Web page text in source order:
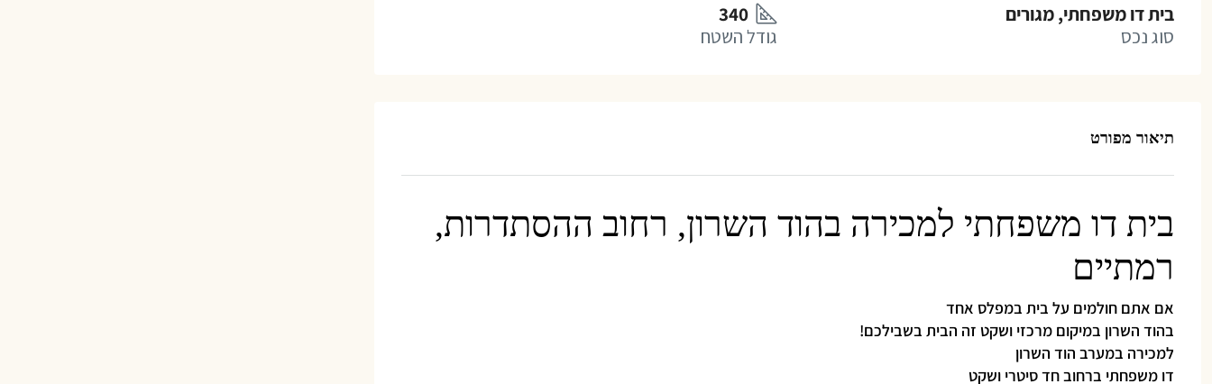
בית דו משפחתי, מגורים
סוג נכס
340
גודל השטח
תיאור מפורט
בית דו משפחתי למכירה בהוד השרון, רחוב ההסתדרות,
רמתיים
אם אתם חולמים על בית במפלס אחד
בהוד השרון במיקום מרכזי ושקט זה הבית בשבילכם!
למכירה במערב הוד השרון
דו משפחתי ברחוב חד סיטרי ושקט